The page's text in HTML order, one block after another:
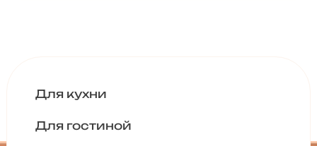
Для кухни
Для гостиной